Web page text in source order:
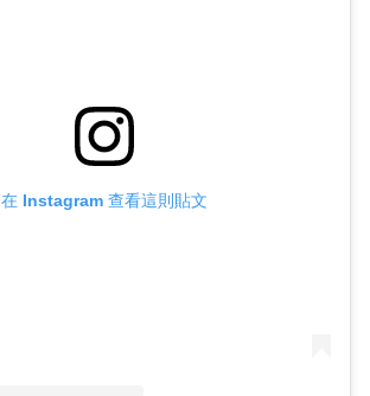
在 Instagram 查看這則貼文